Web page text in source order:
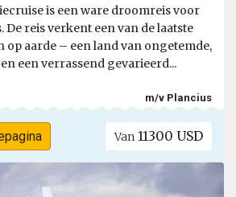
is een ware droomreis voor
reis verkent een van de laatste
op aarde – een land van ongetemde,
een verrassend gevarieerd...
m/v Plancius
Van 11300 USD